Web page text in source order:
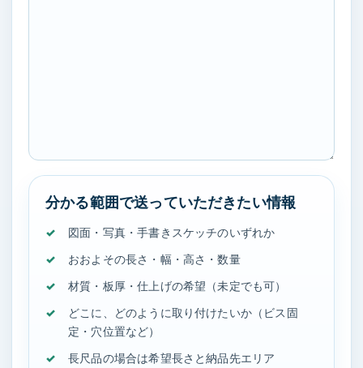
分かる範囲で送っていただきたい情報
図面・写真・手書きスケッチのいずれか
おおよその長さ・幅・高さ・数量
材質・板厚・仕上げの希望（未定でも可）
どこに、どのように取り付けたいか（ビス固
定・穴位置など）
長尺品の場合は希望長さと納品先エリア